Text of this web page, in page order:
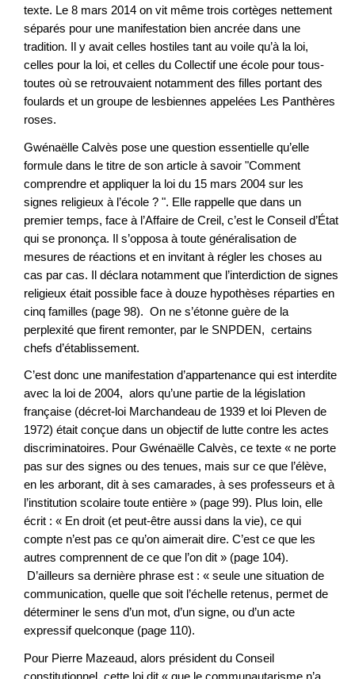
texte. Le 8 mars 2014 on vit même trois cortèges nettement
séparés pour une manifestation bien ancrée dans une
tradition. Il y avait celles hostiles tant au voile qu’à la loi,
celles pour la loi, et celles du Collectif une école pour tous-
toutes où se retrouvaient notamment des filles portant des
foulards et un groupe de lesbiennes appelées Les Panthères
roses.
Gwénaëlle Calvès pose une question essentielle qu’elle
formule dans le titre de son article à savoir "Comment
comprendre et appliquer la loi du 15 mars 2004 sur les
signes religieux à l’école ? ". Elle rappelle que dans un
premier temps, face à l’Affaire de Creil, c’est le Conseil d’État
qui se prononça. Il s’opposa à toute généralisation de
mesures de réactions et en invitant à régler les choses au
cas par cas. Il déclara notamment que l’interdiction de signes
religieux était possible face à douze hypothèses réparties en
cinq familles (page 98). On ne s’étonne guère de la
perplexité que firent remonter, par le SNPDEN, certains
chefs d’établissement.
C’est donc une manifestation d’appartenance qui est interdite
avec la loi de 2004, alors qu’une partie de la législation
française (décret-loi Marchandeau de 1939 et loi Pleven de
1972) était conçue dans un objectif de lutte contre les actes
discriminatoires. Pour Gwénaëlle Calvès, ce texte « ne porte
pas sur des signes ou des tenues, mais sur ce que l’élève,
en les arborant, dit à ses camarades, à ses professeurs et à
l’institution scolaire toute entière » (page 99). Plus loin, elle
écrit : « En droit (et peut-être aussi dans la vie), ce qui
compte n’est pas ce qu’on aimerait dire. C’est ce que les
autres comprennent de ce que l’on dit » (page 104).
D’ailleurs sa dernière phrase est : « seule une situation de
communication, quelle que soit l’échelle retenus, permet de
déterminer le sens d’un mot, d’un signe, ou d’un acte
expressif quelconque (page 110).
Pour Pierre Mazeaud, alors président du Conseil
constitutionnel, cette loi dit « que le communautarisme n’a